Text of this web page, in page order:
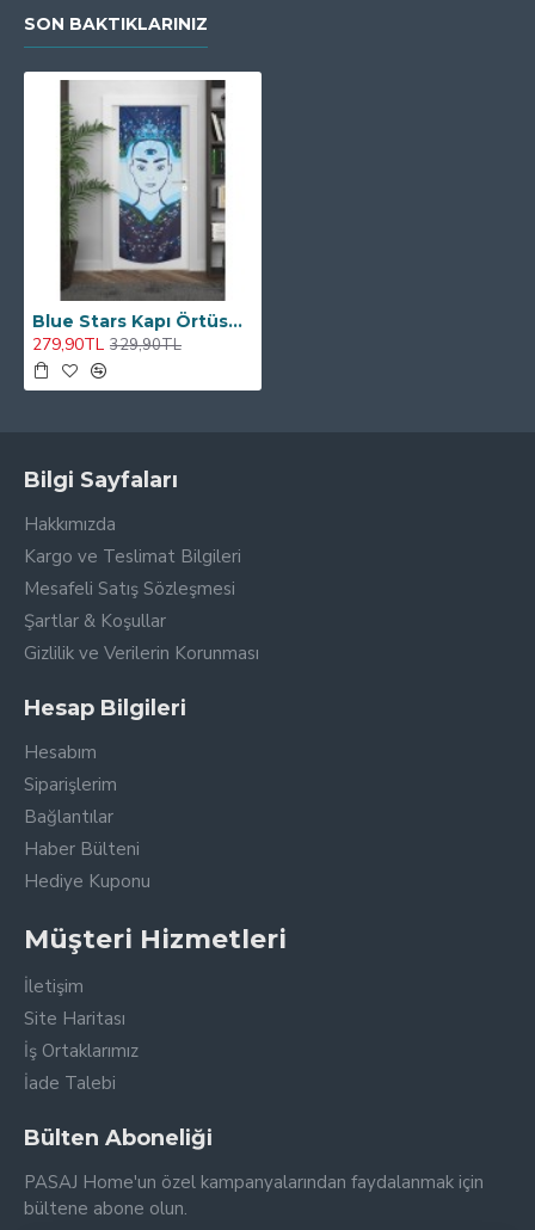
SON BAKTIKLARINIZ
Blue Stars Kapı Örtüsü 75x200 cm
279,90TL 329,90TL
Bilgi Sayfaları
Hakkımızda
Kargo ve Teslimat Bilgileri
Mesafeli Satış Sözleşmesi
Şartlar & Koşullar
Gizlilik ve Verilerin Korunması
Hesap Bilgileri
Hesabım
Siparişlerim
Bağlantılar
Haber Bülteni
Hediye Kuponu
Müşteri Hizmetleri
İletişim
Site Haritası
İş Ortaklarımız
İade Talebi
Bülten Aboneliği
PASAJ Home'un özel kampanyalarından faydalanmak için
bültene abone olun.